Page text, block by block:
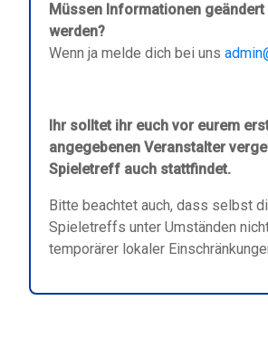
Müssen Informationen
werden?
Wenn ja melde dich bei uns
Ihr solltet ihr euch vor eurem
angegebenen Veranstalter
Spieletreff auch stattfindet.
Bitte beachtet auch, dass selbst
Spieletreffs unter Umständen
temporärer lokaler